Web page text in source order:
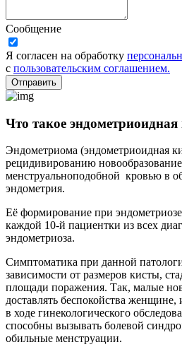
Сообщение
Я согласен на обработку
с пользовательским соглашением.
Отправить
Что такое эндометриоидная
Эндометриома (эндометриоидная
рецидивированию
менструальноподобной кровью в
эндометрия.
Её формирование при эндометриозе
каждой 10-й пациентки из всех
эндометриоза.
Симптоматика при данной
зависимости от размеров кисты,
площади поражения. Так, малые
доставлять беспокойства женщине,
в ходе гинекологического
способны вызывать болевой
обильные менструации.